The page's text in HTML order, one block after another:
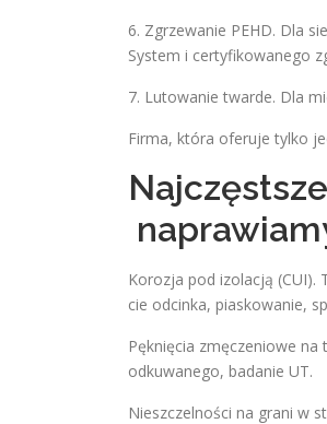
6. Zgrzewanie PEHD. Dla
System i certyfikowanego
7. Lutowanie twarde. Dla
Firma, która oferuje tylko
Korozja pod izolacją (CUI).
cie odcinka, piaskowanie,
Pęknięcia zmęczeniowe na
odkuwanego, badanie UT.
Nieszczelności na grani w